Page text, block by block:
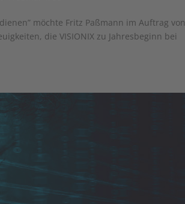
möchte Fritz Paßmann im Auftrag von
die VISIONIX zu Jahresbeginn bei